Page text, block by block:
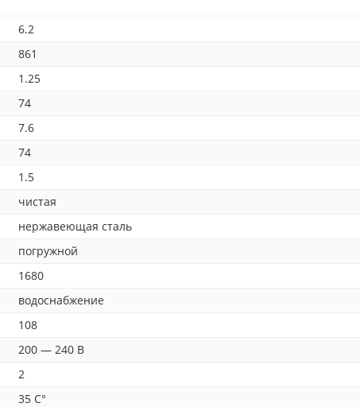
6.2
861
1.25
74
7.6
74
1.5
чистая
нержавеющая сталь
погружной
1680
водоснабжение
108
200 — 240 В
2
35 C°